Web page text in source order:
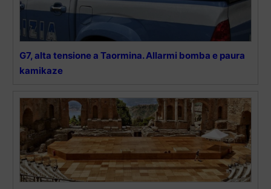
G7, alta tensione a Taormina. Allarmi bomba e paura
kamikaze